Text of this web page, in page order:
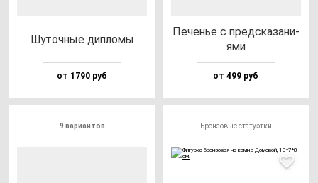
Шуточ­ные дип­ло­мы
от 1790 руб
Печенье с пред­ска­за­ни­
ями
от 499 руб
9 вариантов Бронзовые статуэтки